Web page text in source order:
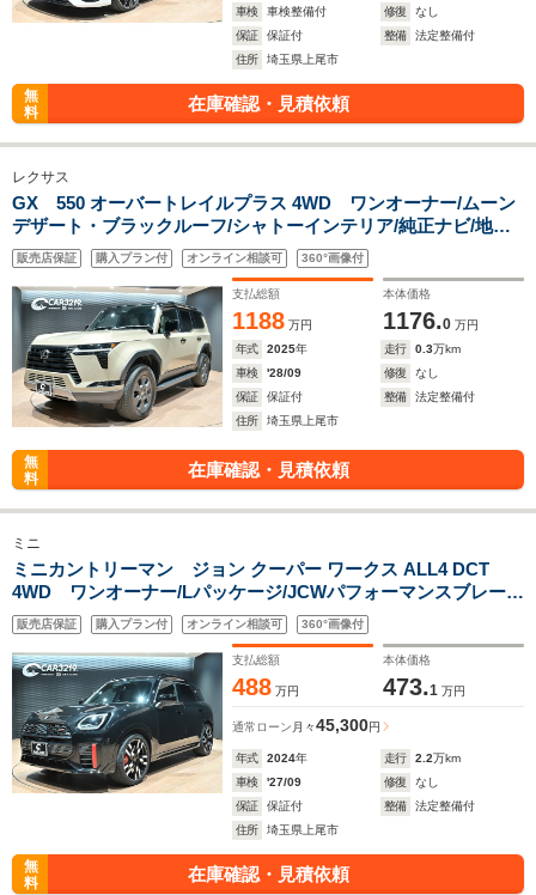
車検
車検整備付 修復
なし
保証
保証付 整備
法定整備付
住所
埼玉県上尾市
無
料
在庫確認・見積依頼
レクサス
GX 550 オーバートレイルプラス 4WD ワンオーナー/ムーン
デザート・ブラックルーフ/シャトーインテリア/純正ナビ/地デ
ジ/パノラミックビューモニター/サンルーフ/デジタルインナー
ミラー/ハンズフリーパワーバックドア/前後ドラレコ/クール
BOX/ETC2.0
販売店保証 購入プラン付 オンライン相談可 360°画像付
支払総額
1188 万円
本体価格
1176.0 万円
年式
2025年 走行 0.3万km
車検
'28/09 修復
なし
保証
保証付 整備
法定整備付
住所
埼玉県上尾市
無
料
在庫確認・見積依頼
ミニ
ミニカントリーマン ジョン クーパー ワークス ALL4 DCT
4WD ワンオーナー/Lパッケージ/JCWパフォーマンスブレー
キ/電動フロントシート/インテリアカメラ/360度カメラ/OPエク
ステリアカラー/JCW20インチAW/ヘッドアップディスプレイ/
アダプティブクルーズコントロール/BSM
販売店保証 購入プラン付 オンライン相談可 360°画像付
支払総額
488 万円
本体価格
473.1 万円
通常ローン 月々45,300円
年式 2024年 走行 2.2万km
車検
'27/09 修復
なし
保証
保証付 整備
法定整備付
住所
埼玉県上尾市
無
料
在庫確認・見積依頼